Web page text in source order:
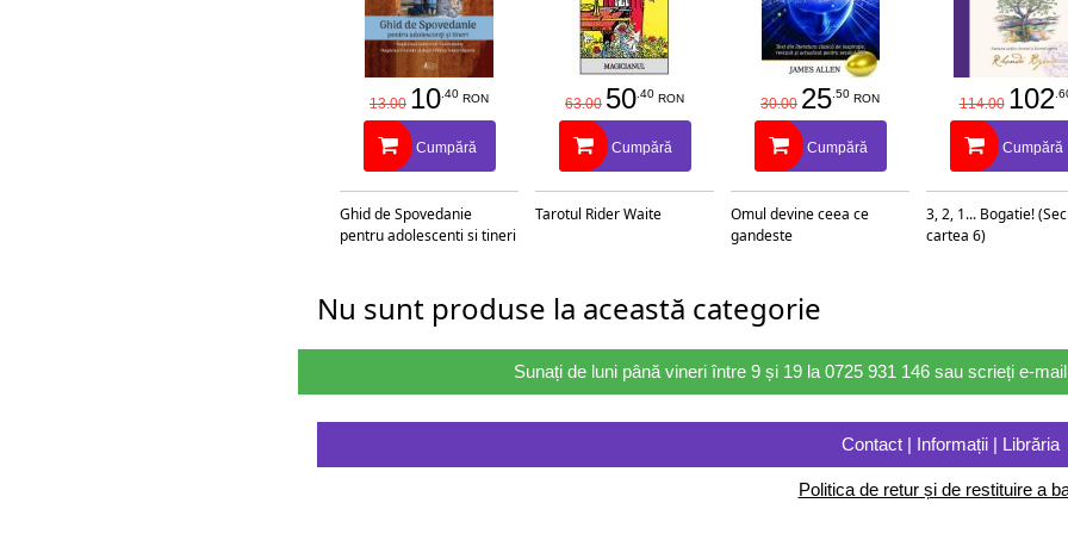
• Islamul
• Martorii lui Iehova
• Si multe altele
13.00 10 .40 RON
Cumpără
Ghid de Spovedanie
pentru adolescenti si tineri
63.00 50 .40 RON
Cumpără
Tarotul Rider Waite
30.00 25 .50 RON
Cumpără
Omul devine ceea ce
gandeste
114.00 102
Cumpără
3, 2, 1... Bogatie!
cartea 6)
Nu sunt produse la această categorie
Sunați de luni până vineri între 9 și 19 la 0725 931 146 sau scrieți e-
Contact | Informații | Librăria
Politica de retur și de restituire a